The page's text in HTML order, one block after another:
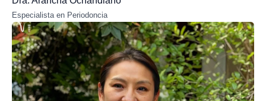
Especialista en Periodoncia